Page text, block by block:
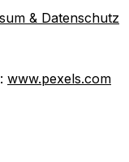
& Datenschutz
www.pexels.com